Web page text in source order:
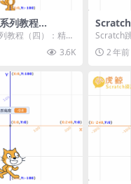
列教程
着陆
教程（四）：精准
鲸Scratch资源站
3.6K
（三）
Scratch
跳跃 作
连...2 年前